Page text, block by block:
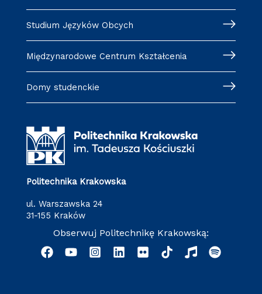
Studium Języków Obcych
Międzynarodowe Centrum Kształcenia
Domy studenckie
Politechnika Krakowska
ul. Warszawska 24
31-155 Kraków
Obserwuj Politechnikę Krakowską: